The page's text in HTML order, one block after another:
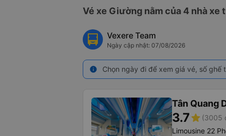
Vé xe Giường nằm của 4 nhà xe
Vexere Team
Ngày cập nhật: 07/08/2026
info Chọn ngày đi để xem giá vé, số
Tân Quang
3.7star (3005
Limousine 22